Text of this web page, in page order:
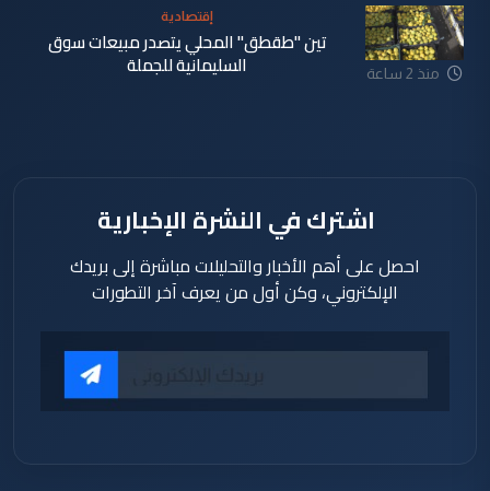
منذ 2 ساعة
إقتصادية
تين "طقطق" المحلي يتصدر مبيعات سوق
السليمانية للجملة
اشترك في النشرة الإخبارية
احصل على أهم الأخبار والتحليلات مباشرة إلى بريدك
الإلكتروني، وكن أول من يعرف آخر التطورات